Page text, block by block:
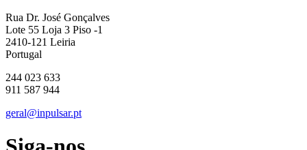
Rua Dr. José Gonçalves
Lote 55 Loja 3 Piso -1
2410-121 Leiria
Portugal
244 023 633
911 587 944
geral@inpulsar.pt